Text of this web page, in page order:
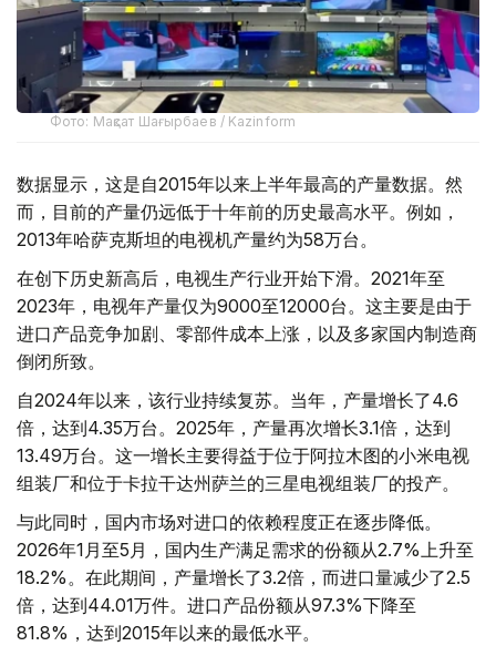
Фото: Мақсат Шағырбаев / Kazinform
数据显示，这是自2015年以来上半年最高的产量数据。然
而，目前的产量仍远低于十年前的历史最高水平。例如，
2013年哈萨克斯坦的电视机产量约为58万台。
在创下历史新高后，电视生产行业开始下滑。2021年至
2023年，电视年产量仅为9000至12000台。这主要是由于
进口产品竞争加剧、零部件成本上涨，以及多家国内制造商
倒闭所致。
自2024年以来，该行业持续复苏。当年，产量增长了4.6
倍，达到4.35万台。2025年，产量再次增长3.1倍，达到
13.49万台。这一增长主要得益于位于阿拉木图的小米电视
组装厂和位于卡拉干达州萨兰的三星电视组装厂的投产。
与此同时，国内市场对进口的依赖程度正在逐步降低。
2026年1月至5月，国内生产满足需求的份额从2.7%上升至
18.2%。在此期间，产量增长了3.2倍，而进口量减少了2.5
倍，达到44.01万件。进口产品份额从97.3%下降至
81.8%，达到2015年以来的最低水平。